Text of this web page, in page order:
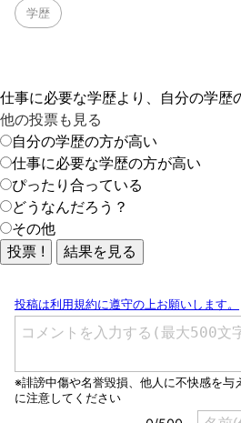
学歴
仕事に必要な学歴より、自分の学歴
他の投票も見る
自分の学歴の方が高い
仕事に必要な学歴の方が高い
ぴったり合っている
どうなんだろう？
その他